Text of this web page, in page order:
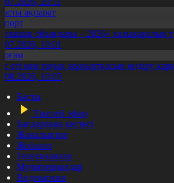
ақпарат
ойындары – 2026» халықаралық
10:01
еті мен тауық жұмыртқасын өндіру
10:05
Басты
Тікелей эфир
Бағдарлама кестесі
Жаңалықтар
Жобалар
Телехикаялар
Мультсериалдар
Видеоархив